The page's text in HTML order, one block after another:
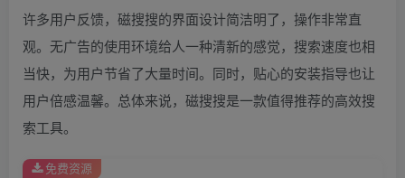
许多用户反馈，磁搜搜的界面设计简洁明了，操作非常直
观。无广告的使用环境给人一种清新的感觉，搜索速度也相
当快，为用户节省了大量时间。同时，贴心的安装指导也让
用户倍感温馨。总体来说，磁搜搜是一款值得推荐的高效搜
索工具。
免费资源